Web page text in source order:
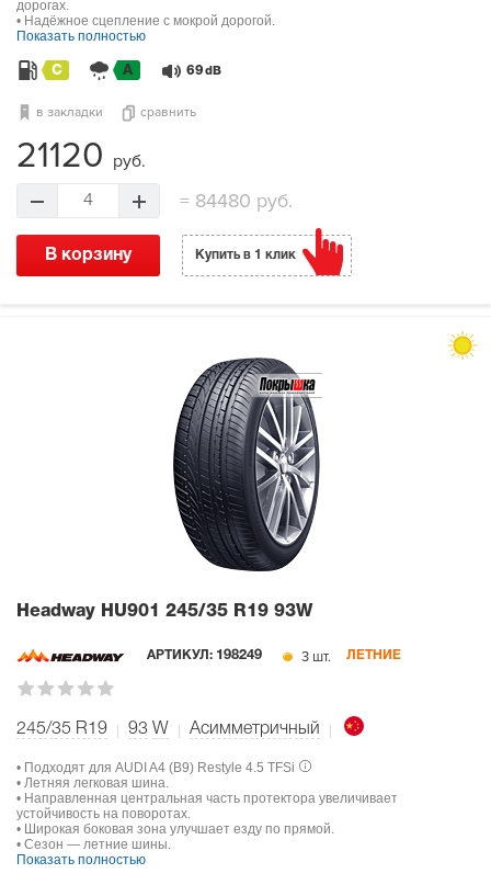
дорогах.
• Надёжное сцепление с мокрой дорогой.
Показать полностью
C A 69 dB
в закладки сравнить
21120 руб.
4 = 84480 руб.
В корзину Купить в 1 клик
Headway HU901 245/35 R19 93W
АРТИКУЛ: 198249 3 шт. ЛЕТНИЕ
245/35 R19 93 W Асимметричный
• Подходят для AUDI A4 (B9) Restyle 4.5 TFSi
• Летняя легковая шина.
• Направленная центральная часть протектора увеличивает
устойчивость на поворотах.
• Широкая боковая зона улучшает езду по прямой.
• Сезон — летние шины.
Показать полностью